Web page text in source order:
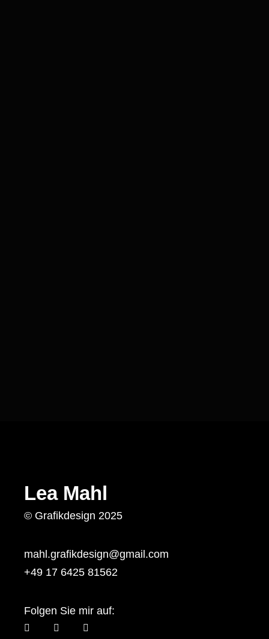
Lea Mahl
© Grafikdesign 2025
mahl.grafikdesign@gmail.com
+49 17 6425 81562
Folgen Sie mir auf: